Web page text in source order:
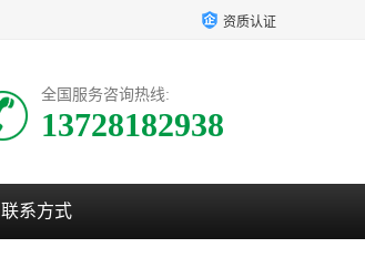
资质认证
全国服务咨询热线:
13728182938
联系方式